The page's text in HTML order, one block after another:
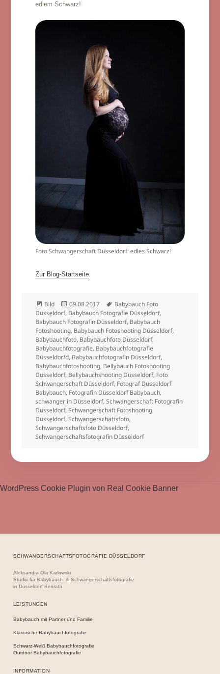
edlem Schwarz!
Foto Schwangerschaft Düsseldorf: edles Schwarz!
Zur Blog-Startseite
Format
Bild
Veröffentlicht
am
09.08.2017 Schlagwörter
Babybauch Foto
Düsseldorf, Babybauch Fotografie Düsseldorf,
Babybauch Fotografin Düsseldorf, Babybauch
Fotoshooting, Babybauch Fotoshooting Düsseldorf,
Babybauchfoto, Babybauchfoto Düsseldorf,
Babybauchfotografie, Babybauchfotografie
Düsseldorfd, Babybauchfotografin Düsseldorf,
Babybauchfotoshooting, Bellybauch Fotoshooting
Düsseldorf, Bellybauchshooting Düsseldorf, Foto
Schwangerschaft Düsseldorf, Fotograf Düsseldorf
Babybauch, Fotografin Düsseldorf Babybauch,
schwanger in Düsseldorf,Schwangerschaft Fotografin
Düsseldorf,Schwangerschaft Fotoshooting
Düsseldorf,Schwangerschaftsfoto,
Schwangerschaftsfoto Düsseldorf,
Schwangerschaftsfotografin Düsseldorf
WordPress Cookie Plugin von Real Cookie Banner
SCHWANGERSCHAFTSFOTOGRAFIE DÜSSELDORF
Aleksandra Ola Karlowski
Studio für Babybauch- & Schwangerschaftsfotografie
in Düsseldorf Benrath
LEISTUNGEN
Babybauch mit Partner und Familie
Klassische Babybauchfotografie
Schwarz-Weiß Babybauchfotografie
Outdoor Babybauchfotografie
INFORMATION